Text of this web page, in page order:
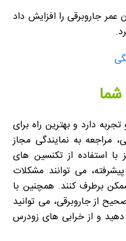
جاروبرقی را افزایش داد
دارد و بهترین راه برای
مراجعه به نمایندگی مجاز
با استفاده از تکنسین های
می توانند مشکلات
برطرف کنند. همچنین با
از جاروبرقی، می توانید
و از خرابی های زودرس